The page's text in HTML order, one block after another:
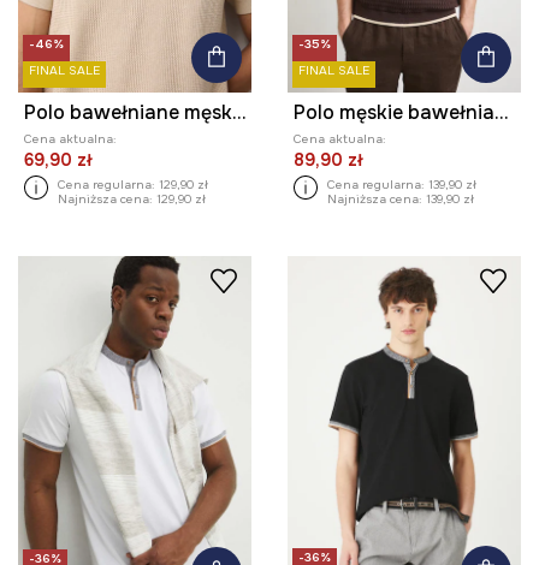
-46%
FINAL SALE
Polo bawełniane męskie z fakturą
Cena aktualna:
69,90 zł
Cena regularna: 129,90 zł
Najniższa cena: 129,90 zł
-35%
FINAL SALE
Polo męskie bawełniane
Cena aktualna:
89,90 zł
Cena regularna: 139,90 zł
Najniższa cena: 139,90 zł
-36% -36%